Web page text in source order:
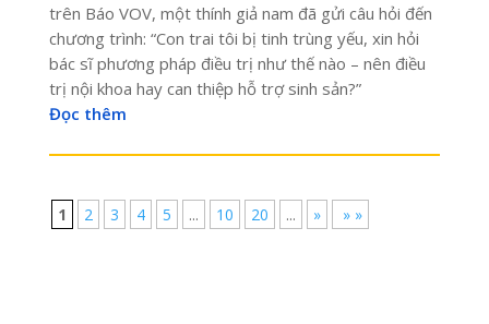
trên Báo VOV, một thính giả nam đã gửi câu hỏi đến
chương trình: “Con trai tôi bị tinh trùng yếu, xin hỏi
bác sĩ phương pháp điều trị như thế nào – nên điều
trị nội khoa hay can thiệp hỗ trợ sinh sản?”
Đọc thêm
1 2 3 4 5 ... 10 20 ... » » »